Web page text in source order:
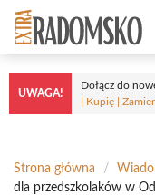
Przejdź
do
treści
UWAGA!
Dołącz do
| Kupię |
Strona główna /
dla przedszkolaków w